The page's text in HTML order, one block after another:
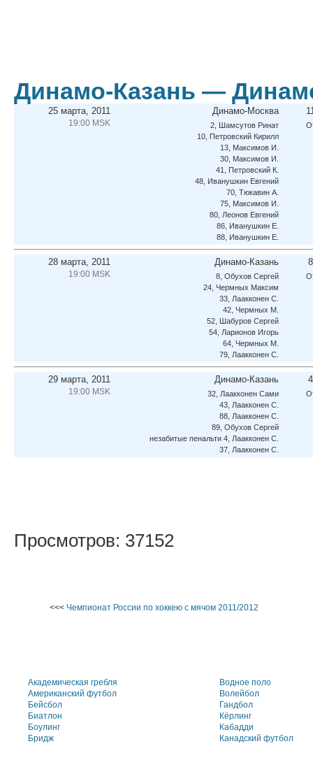
Динамо-Казань —
25 марта, 2011
19:00 MSK
Динамо-Москва
2, Шамсутов Ринат
10, Петровский Кирилл
13, Максимов И.
30, Максимов И.
41, Петровский К.
48, Иванушкин Евгений
70, Тюкавин А.
75, Максимов И.
80, Леонов Евгений
86, Иванушкин Е.
88, Иванушкин Е.
28 марта, 2011
19:00 MSK
Динамо-Казань
8, Обухов Сергей
24, Чермных Максим
33, Лаакконен С.
42, Чермных М.
52, Шабуров Сергей
54, Ларионов Игорь
64, Чермных М.
79, Лаакконен С.
29 марта, 2011
19:00 MSK
Динамо-Казань
32, Лаакконен Сами
43, Лаакконен С.
88, Лаакконен С.
89, Обухов Сергей
незабитые пенальти 4, Лаакконен С.
37, Лаакконен С.
Просмотров: 37152
<<< Чемпионат России по хоккею с мячом 2011/2012
Академическая гребля
Американский футбол
Бейсбол
Биатлон
Боулинг
Бридж
Водное поло
Волейбол
Гандбол
Кёрлинг
Кабадди
Канадский футбол